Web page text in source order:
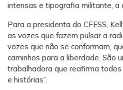
intensas e tipografia militante, a
Para a presidenta do CFESS,
as vozes que fazem pulsar a
vozes que não se conformam,
caminhos para a liberdade. São
trabalhadora que reafirma
e histórias”.